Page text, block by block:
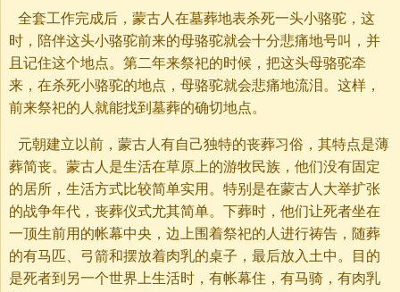
全套工作完成后，蒙古人在墓葬地表杀死一头小骆驼，这
时，陪伴这头小骆驼前来的母骆驼就会十分悲痛地号叫，并
且记住这个地点。第二年来祭祀的时候，把这头母骆驼牵
来，在杀死小骆驼的地点，母骆驼就会悲痛地流泪。这样，
前来祭祀的人就能找到墓葬的确切地点。
元朝建立以前，蒙古人有自己独特的丧葬习俗，其特点是薄
葬简丧。蒙古人是生活在草原上的游牧民族，他们没有固定
的居所，生活方式比较简单实用。特别是在蒙古人大举扩张
的战争年代，丧葬仪式尤其简单。下葬时，他们让死者坐在
一顶生前用的帐幕中央，边上围着祭祀的人进行祷告，随葬
的有马匹、弓箭和摆放着肉乳的桌子，最后放入土中。目的
是死者到另一个世界上生活时，有帐幕住，有马骑，有肉乳